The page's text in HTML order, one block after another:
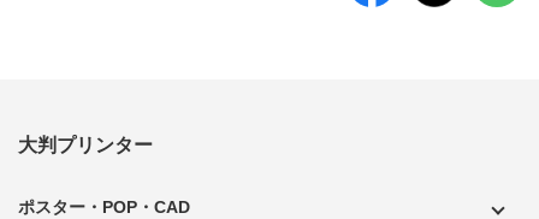
大判プリンター
ポスター・POP・CAD